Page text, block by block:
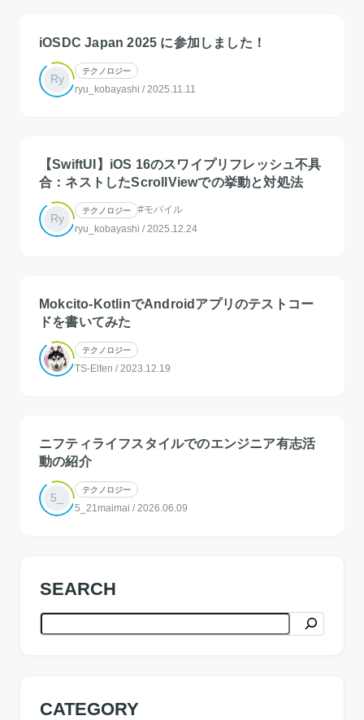
iOSDC Japan 2025 に参加しました！
Ry
テクノロジー
ryu_kobayashi / 2025.11.11
【SwiftUI】iOS 16のスワイプリフレッシュ不具
合：ネストしたScrollViewでの挙動と対処法
Ry
テクノロジー
#モバイル
ryu_kobayashi / 2025.12.24
Mokcito-KotlinでAndroidアプリのテストコー
ドを書いてみた
テクノロジー
TS-Elfen / 2023.12.19
ニフティライフスタイルでのエンジニア有志活
動の紹介
5_
テクノロジー
5_21maimai / 2026.06.09
SEARCH
検索
CATEGORY